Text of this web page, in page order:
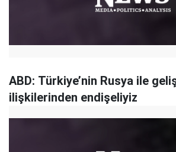
ABD: Türkiye’nin Rusya ile
ilişkilerinden endişeliyiz